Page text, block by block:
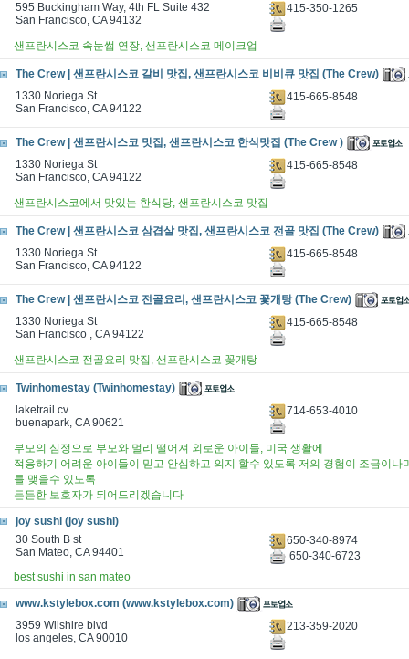
595 Buckingham Way, 4th FL Suite 432
San Francisco, CA 94132
415-350-1265
샌프란시스코 속눈썹 연장, 샌프란시스코 메이크업
The Crew | 샌프란시스코 갈비 맛집, 샌프란시스코 비비큐 맛집 (The Crew)
1330 Noriega St
San Francisco, CA 94122
415-665-8548
The Crew | 샌프란시스코 맛집, 샌프란시스코 한식맛집 (The Crew )
1330 Noriega St
San Francisco, CA 94122
415-665-8548
샌프란시스코에서 맛있는 한식당, 샌프란시스코 맛집
The Crew | 샌프란시스코 삼겹살 맛집, 샌프란시스코 전골 맛집 (The Crew)
1330 Noriega St
San Francisco, CA 94122
415-665-8548
The Crew | 샌프란시스코 전골요리, 샌프란시스코 꽃개탕 (The Crew)
1330 Noriega St
San Francisco , CA 94122
415-665-8548
샌프란시스코 전골요리 맛집, 샌프란시스코 꽃개탕
Twinhomestay (Twinhomestay)
laketrail cv
buenapark, CA 90621
714-653-4010
부모의 심정으로 부모와 멀리 떨어져 외로운 아이들, 미국 생활에
적응하기 어려운 아이들이 믿고 안심하고 의지 할수 있도록 저의 경험이 조금이
를 맺을수 있도록
든든한 보호자가 되어드리겠습니다
joy sushi (joy sushi)
30 South B st
San Mateo, CA 94401
650-340-8974
650-340-6723
best sushi in san mateo
www.kstylebox.com (www.kstylebox.com)
3959 Wilshire blvd
los angeles, CA 90010
213-359-2020